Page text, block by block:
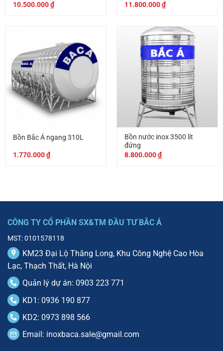
10.500.000₫
11.800.000₫
Bồn Bắc Á ngang 310L
1.770.000₫
Bồn nước inox 3500 lít
đứng
8.800.000₫
CÔNG TY CỔ PHẦN SX&TM ĐẦU TƯ BẮC Á
MST: 0101578118
KM23 Đại Lộ Thăng Long, Khu Công Nghệ Cao Hòa
Lạc, Thạch Thất, Hà Nội
Quản lý dự án: 0903 223 771
KD1: 0936 190 877
KD2: 0973 898 566
Email: inoxbaca.sale@gmail.com